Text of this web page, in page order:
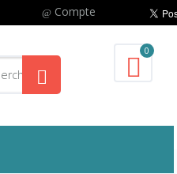
Compte
0